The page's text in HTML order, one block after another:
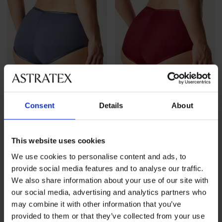
Consent Details About
This website uses cookies
We use cookies to personalise content and ads, to
provide social media features and to analyse our traffic.
We also share information about your use of our site with
our social media, advertising and analytics partners who
may combine it with other information that you’ve
provided to them or that they’ve collected from your use
3+1 ZADARMO
Klasické nohavičky Today s
vysokým pásom
19,99 €akcia 3+1 ZADARMO
3+1 ZADARMO
vysokým pásom
19,99 €akcia 3+1 ZADARMO